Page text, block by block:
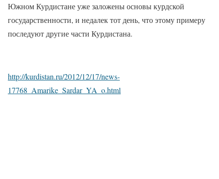
Южном Курдистане уже заложены основы курдской
государственности, и недалек тот день, что этому примеру
последуют другие части Курдистана.
http://kurdistan.ru/2012/12/17/news-
17768_Amarike_Sardar_YA_o.html